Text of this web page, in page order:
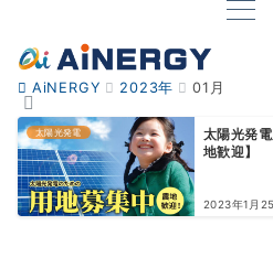
AiNERGY 2023年 01月
太陽光発電
太陽光発
地歓迎】
2023年1月